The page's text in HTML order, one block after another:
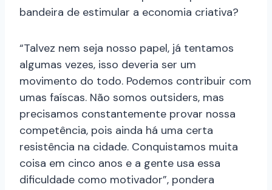
bandeira de estimular a economia criativa?
“Talvez nem seja nosso papel, já tentamos
algumas vezes, isso deveria ser um
movimento do todo. Podemos contribuir com
umas faíscas. Não somos outsiders, mas
precisamos constantemente provar nossa
competência, pois ainda há uma certa
resistência na cidade. Conquistamos muita
coisa em cinco anos e a gente usa essa
dificuldade como motivador”, pondera